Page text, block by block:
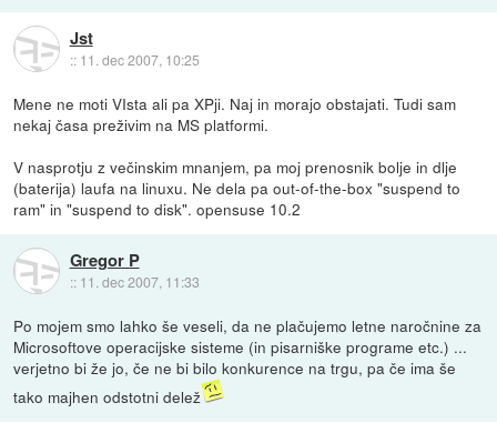
Jst
:: 11. dec 2007, 10:25
Mene ne moti VIsta ali pa XPji. Naj in morajo obstajati. Tudi sam
nekaj časa preživim na MS platformi.
V nasprotju z večinskim mnanjem, pa moj prenosnik bolje in dlje
(baterija) laufa na linuxu. Ne dela pa out-of-the-box "suspend to
ram" in "suspend to disk". opensuse 10.2
Gregor P
:: 11. dec 2007, 11:33
Po mojem smo lahko še veseli, da ne plačujemo letne naročnine za
Microsoftove operacijske sisteme (in pisarniške programe etc.) ...
verjetno bi že jo, če ne bi bilo konkurence na trgu, pa če ima še
tako majhen odstotni delež